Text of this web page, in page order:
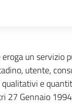
un
utente,
e
Gennaio